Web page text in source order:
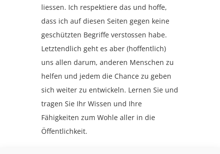
liessen. Ich respektiere das und hoffe,
dass ich auf diesen Seiten gegen keine
geschützten Begriffe verstossen habe.
Letztendlich geht es aber (hoffentlich)
uns allen darum, anderen Menschen zu
helfen und jedem die Chance zu geben
sich weiter zu entwickeln. Lernen Sie und
tragen Sie Ihr Wissen und Ihre
Fähigkeiten zum Wohle aller in die
Öffentlichkeit.